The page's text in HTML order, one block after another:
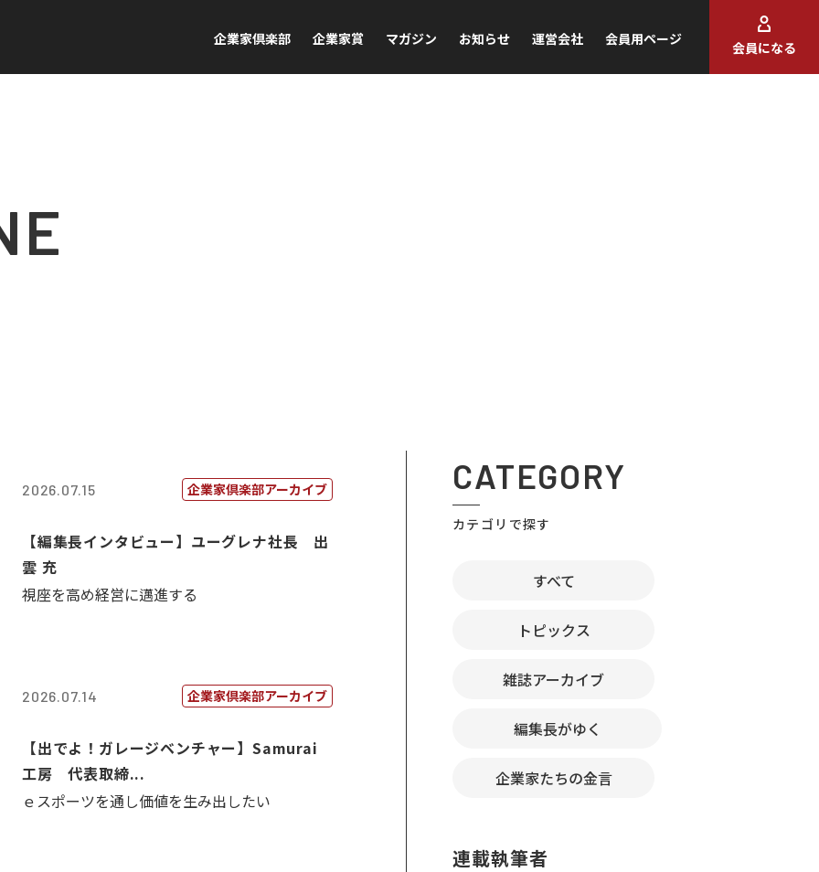
企業家倶楽部 企業家賞 マガジン お知らせ 運営会社 会員用ページ
会員になる
2026.07.15 企業家倶楽部アーカイブ
【編集長インタビュー】ユーグレナ社長 出
雲 充
視座を高め経営に邁進する
2026.07.14 企業家倶楽部アーカイブ
【出でよ！ガレージベンチャー】Samurai
工房 代表取締...
ｅスポーツを通し価値を生み出したい
CATEGORY
カテゴリで探す
すべて
トピックス
雑誌アーカイブ
編集長がゆく
企業家たちの金言
連載執筆者